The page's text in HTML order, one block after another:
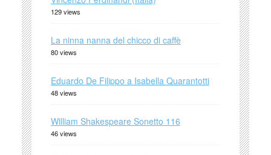
129 views
La ninna nanna del chicco di caffè
80 views
Eduardo De Filippo a Isabella Quarantotti
48 views
William Shakespeare Sonetto 116
46 views